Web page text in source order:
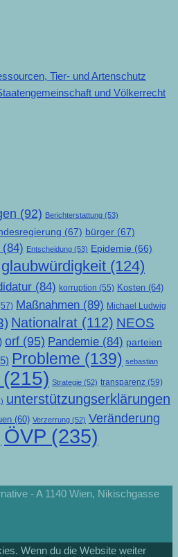
Tier- und Artenschutz
und Völkerrecht
(92) Berichterstattung (53)
(67) bürger (67)
(84) Entscheidung (53) Epidemie (66)
glaubwürdigkeit (124)
(84) korruption (55) Kosten (64)
Maßnahmen (89) Michael Ludwig
Nationalrat (112) NEOS
orf (95) Pandemie (84) parteien
Probleme (139) sebastian
(215) Strategie (52) transparenz (59)
unterstützungserklärungen
(60) Verzerrung (52) Veränderung
ÖVP (235)
- A 1140 Wien, Nikischgasse
Wenn du die Website weiter